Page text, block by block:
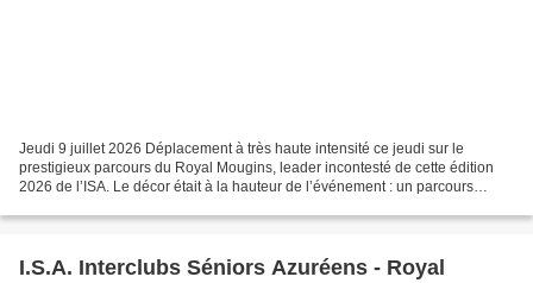
Jeudi 9 juillet 2026 Déplacement à très haute intensité ce jeudi sur le
prestigieux parcours du Royal Mougins, leader incontesté de cette édition
2026 de l’ISA. Le décor était à la hauteur de l’événement : un parcours
I.S.A. Interclubs Séniors Azuréens - Royal